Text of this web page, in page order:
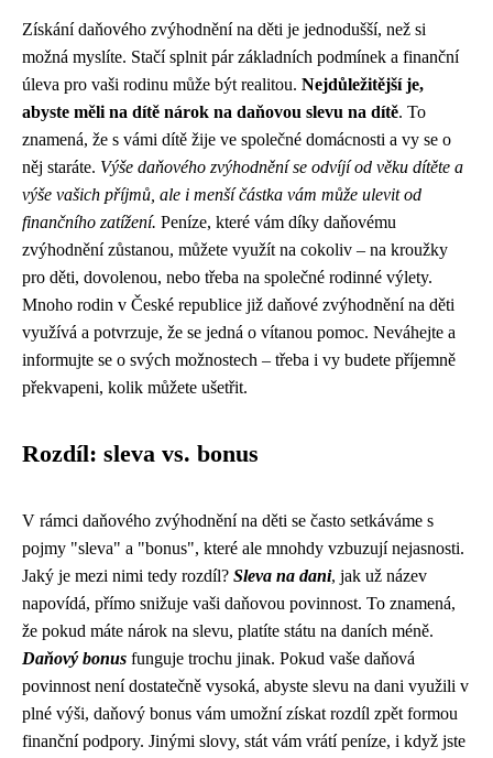
Získání daňového zvýhodnění na děti je jednodušší, než si
možná myslíte. Stačí splnit pár základních podmínek a finanční
úleva pro vaši rodinu může být realitou. Nejdůležitější je,
abyste měli na dítě nárok na daňovou slevu na dítě. To
znamená, že s vámi dítě žije ve společné domácnosti a vy se o
něj staráte. Výše daňového zvýhodnění se odvíjí od věku dítěte a
výše vašich příjmů, ale i menší částka vám může ulevit od
finančního zatížení. Peníze, které vám díky daňovému
zvýhodnění zůstanou, můžete využít na cokoliv – na kroužky
pro děti, dovolenou, nebo třeba na společné rodinné výlety.
Mnoho rodin v České republice již daňové zvýhodnění na děti
využívá a potvrzuje, že se jedná o vítanou pomoc. Neváhejte a
informujte se o svých možnostech – třeba i vy budete příjemně
překvapeni, kolik můžete ušetřit.
Rozdíl: sleva vs. bonus
V rámci daňového zvýhodnění na děti se často setkáváme s
pojmy "sleva" a "bonus", které ale mnohdy vzbuzují nejasnosti.
Jaký je mezi nimi tedy rozdíl? Sleva na dani, jak už název
napovídá, přímo snižuje vaši daňovou povinnost. To znamená,
že pokud máte nárok na slevu, platíte státu na daních méně.
Daňový bonus funguje trochu jinak. Pokud vaše daňová
povinnost není dostatečně vysoká, abyste slevu na dani využili v
plné výši, daňový bonus vám umožní získat rozdíl zpět formou
finanční podpory. Jinými slovy, stát vám vrátí peníze, i když jste